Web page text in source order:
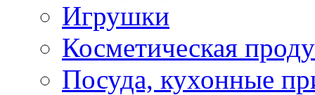
Игрушки
Косметическая
Посуда, кухонные